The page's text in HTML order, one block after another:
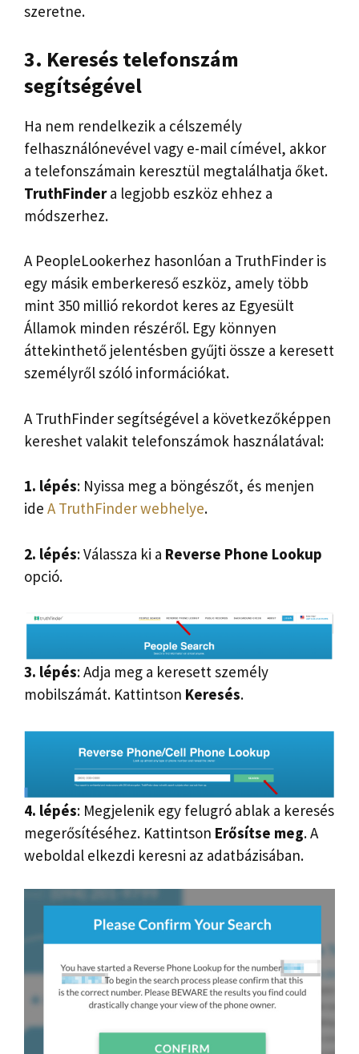
szeretne.
3. Keresés telefonszám
segítségével
Ha nem rendelkezik a célszemély
felhasználónevével vagy e-mail címével, akkor
a telefonszámain keresztül megtalálhatja őket.
TruthFindera legjobb eszköz ehhez a
módszerhez.
A PeopleLookerhez hasonlóan a TruthFinder is
egy másik emberkereső eszköz, amely több
mint 350 millió rekordot keres az Egyesült
Államok minden részéről. Egy könnyen
áttekinthető jelentésben gyűjti össze a keresett
személyről szóló információkat.
A TruthFinder segítségével a következőképpen
kereshet valakit telefonszámok használatával:
1. lépés: Nyissa meg a böngészőt, és menjen
ide A TruthFinder webhelye.
2. lépés: Válassza ki a Reverse Phone Lookup
opció.
3. lépés: Adja meg a keresett személy
mobilszámát. Kattintson Keresés.
4. lépés: Megjelenik egy felugró ablak a keresés
megerősítéséhez. Kattintson Erősítse meg. A
weboldal elkezdi keresni az adatbázisában.